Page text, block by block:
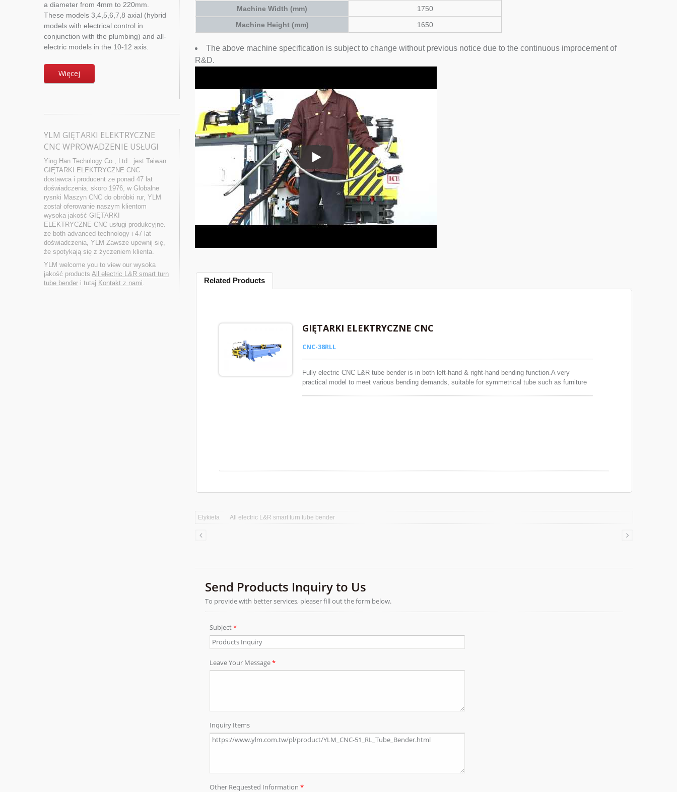
a diameter from 4mm to 220mm.
These models 3,4,5,6,7,8 axial (hybrid
models with electrical control in
conjunction with the plumbing) and all-
electric models in the 10-12 axis.
Więcej
YLM GIĘTARKI ELEKTRYCZNE
CNC WPROWADZENIE USŁUGI
Ying Han Technlogy Co., Ltd . jest Taiwan
GIĘTARKI ELEKTRYCZNE CNC
dostawca i producent ze ponad 47 lat
doświadczenia. skoro 1976, w Globalne
rysnki Maszyn CNC do obróbki rur, YLM
został oferowanie naszym klientom
wysoka jakość GIĘTARKI
ELEKTRYCZNE CNC usługi produkcyjne.
ze both advanced technology i 47 lat
doświadczenia, YLM Zawsze upewnij się,
że spotykają się z życzeniem klienta.
YLM welcome you to view our wysoka
jakość products All electric L&R smart turn
tube bender i tutaj Kontakt z nami.
Machine Width (mm)
1750
Machine Height (mm)
1650
The above machine specification is subject to change without previous notice due to the continuous improcement of
R&D.
GIĘTARKI ELEKTRYCZNE CNC
Related Products
GIĘTARKI ELEKTRYCZNE CNC
CNC-38RLL
Fully electric CNC L&R tube bender is in both left-hand & right-hand bending function.A very
practical model to meet various bending demands, suitable for symmetrical tube such as furniture
Etykieta All electric L&R smart turn tube bender